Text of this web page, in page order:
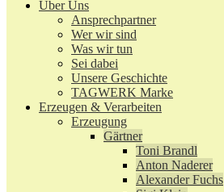
Über Uns
Ansprechpartner
Wer wir sind
Was wir tun
Sei dabei
Unsere Geschichte
TAGWERK Marke
Erzeugen & Verarbeiten
Erzeugung
Gärtner
Toni Brandl
Anton Naderer
Alexander Fuchs